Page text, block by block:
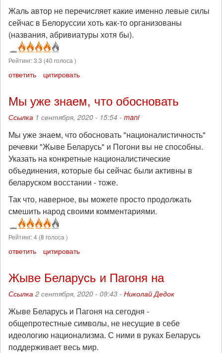
Жаль автор не перечисляет какие именно левые силы
сейчас в Белоруссии хоть как-то организованы
(названия, абривиатуры хотя бы).
Рейтинг:3.3 (40 голоса )
ответить цитировать
Мы уже знаем, что обосновать
Ссылка 1 сентября, 2020 - 15:54 - mani
Мы уже знаем, что обосновать "националистичность"
речевки "Жыве Беларусь" и Погони вы не способны.
Указать на конкретные националистические
объединения, которые бы сейчас были активны в
беларуском восстании - тоже.
Так что, наверное, вы можете просто продолжать
смешить народ своими комментариями.
Рейтинг:4 (8 голоса )
ответить цитировать
Жыве Беларусь и Пагоня на
Ссылка 2 сентября, 2020 - 09:43 - Николай Дедок
Жыве Беларусь и Пагоня на сегодня -
общепротестные символы, не несущие в себе
идеологию национализма. С ними в руках Беларусь
поддерживает весь мир.